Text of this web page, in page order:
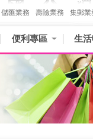
儲匯業務 壽險業務 集郵業
便利專區 生